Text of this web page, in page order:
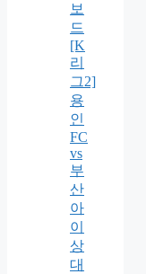
보
드
[K
리
그2]
용
인
FC
vs
부
산
아
이
상
대